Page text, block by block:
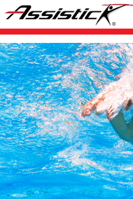
最高のパフォーマンスは、
最高の胸郭の動きから生まれる
最高のパフォーマンスは、
最高の胸郭の動きから生まれる